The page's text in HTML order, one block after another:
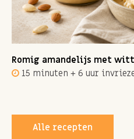
Romig amandelijs met
15 minuten + 6 uur
Alle recepten